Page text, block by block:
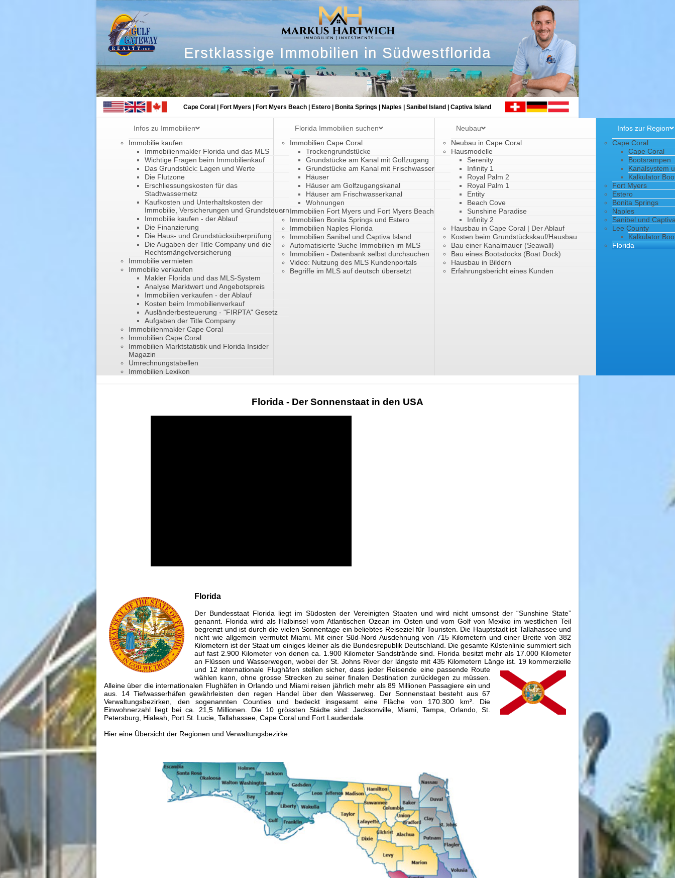
Erstklassige Immobilien in Südwestflorida
Cape Coral | Fort Myers | Fort Myers Beach | Estero | Bonita Springs | Naples | Sanibel Island | Captiva Island
Infos zu Immobilien
Immobilie kaufen
Immobilienmakler Florida und das MLS
Wichtige Fragen beim Immobilienkauf
Das Grundstück: Lagen und Werte
Die Flutzone
Erschliessungskosten für das
Stadtwassernetz
Kaufkosten und Unterhaltskosten der
Immobilie, Versicherungen und Grundsteuern
Immobilie kaufen - der Ablauf
Die Finanzierung
Die Haus- und Grundstücksüberprüfung
Die Augaben der Title Company und die
Rechtsmängelversicherung
Immobilie vermieten
Immobilie verkaufen
Makler Florida und das MLS-System
Analyse Marktwert und Angebotspreis
Immobilien verkaufen - der Ablauf
Kosten beim Immobilienverkauf
Ausländerbesteuerung - "FIRPTA" Gesetz
Aufgaben der Title Company
Immobilienmakler Cape Coral
Immobilien Cape Coral
Immobilien Marktstatistik und Florida Insider
Magazin
Umrechnungstabellen
Immobilien Lexikon
Florida Immobilien suchen
Immobilien Cape Coral
Trockengrundstücke
Grundstücke am Kanal mit Golfzugang
Grundstücke am Kanal mit Frischwasser
Häuser
Häuser am Golfzugangskanal
Häuser am Frischwasserkanal
Wohnungen
Immobilien Fort Myers und Fort Myers Beach
Immobilien Bonita Springs und Estero
Immobilien Naples Florida
Immobilien Sanibel und Captiva Island
Automatisierte Suche Immobilien im MLS
Immobilien - Datenbank selbst durchsuchen
Video: Nutzung des MLS Kundenportals
Begriffe im MLS auf deutsch übersetzt
Neubau
Neubau in Cape Coral
Hausmodelle
Serenity
Infinity 1
Royal Palm 2
Royal Palm 1
Entity
Beach Cove
Sunshine Paradise
Infinity 2
Hausbau in Cape Coral | Der Ablauf
Kosten beim Grundstückskauf/Hausbau
Bau einer Kanalmauer (Seawall)
Bau eines Bootsdocks (Boat Dock)
Hausbau in Bildern
Erfahrungsbericht eines Kunden
Infos zur Region
Cape Coral
Cape Coral
Bootsrampen
Kanalsystem
Kalkulator
Fort Myers
Estero
Bonita Springs
Naples
Sanibel und
Lee County
Kalkulator
Florida
Florida - Der Sonnenstaat in den USA
Florida
Der Bundesstaat Florida liegt im Südosten der Vereinigten Staaten und wird nicht umsonst der “Sunshine State”
genannt. Florida wird als Halbinsel vom Atlantischen Ozean im Osten und vom Golf von Mexiko im westlichen Teil
begrenzt und ist durch die vielen Sonnentage ein beliebtes Reiseziel für Touristen. Die Hauptstadt ist Tallahassee und
nicht wie allgemein vermutet Miami. Mit einer Süd-Nord Ausdehnung von 715 Kilometern und einer Breite von 382
Kilometern ist der Staat um einiges kleiner als die Bundesrepublik Deutschland. Die gesamte Küstenlinie summiert sich
auf fast 2.900 Kilometer von denen ca. 1.900 Kilometer Sandstrände sind. Florida besitzt mehr als 17.000 Kilometer
an Flüssen und Wasserwegen, wobei der St. Johns River der längste mit 435 Kilometern Länge ist. 19 kommerzielle
und 12 internationale Flughäfen stellen sicher, dass jeder Reisende eine passende Route
wählen kann, ohne grosse Strecken zu seiner finalen Destination zurücklegen zu müssen.
Alleine über die internationalen Flughäfen in Orlando und Miami reisen jährlich mehr als 89 Millionen Passagiere ein und
aus. 14 Tiefwasserhäfen gewährleisten den regen Handel über den Wasserweg. Der Sonnenstaat besteht aus 67
Verwaltungsbezirken, den sogenannten Counties und bedeckt insgesamt eine Fläche von 170.300 km². Die
Einwohnerzahl liegt bei ca. 21,5 Millionen. Die 10 grössten Städte sind: Jacksonville, Miami, Tampa, Orlando, St.
Petersburg, Hialeah, Port St. Lucie, Tallahassee, Cape Coral und Fort Lauderdale.
Hier eine Übersicht der Regionen und Verwaltungsbezirke: